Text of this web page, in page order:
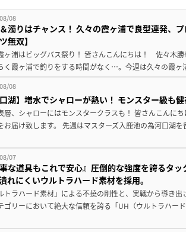
08
濁りはチャンス！ 久々の霞ヶ浦で良型連発、
無双】
ヶ浦はビッグバス祭り！ 皆さんこんにちは！ 佐々木
く霞ヶ浦で釣りをする時間がなく…。今週は久々の霞
08
口湖】増水でシャローが熱い！ モンスター級も
層、シャローにはモンスタークラスも！ 皆さんこんに
お届け致します。 先週はマスターズ入鹿池の為河口湖
07
事な道具もこれで安心』圧倒的な強度を誇るタ
れにくいウルトラハード素材を採用。
トラハード素材」による不撓の剛性と、実戦から導き
ゴリーにおいて絶大な信頼を誇る「UH（ウルトラハー